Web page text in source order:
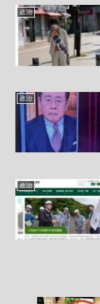
政治
政治
政治